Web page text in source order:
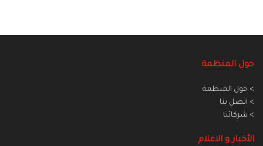
حول المنظمة
> حول المنظمة
> اتصل بنا
> شركائنا
الأخبار و الاعلام